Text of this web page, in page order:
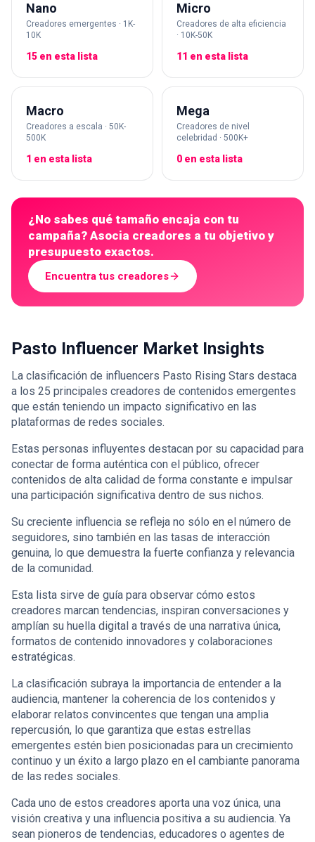
Nano
Creadores emergentes · 1K-
10K
15 en esta lista
Micro
Creadores de alta eficiencia
· 10K-50K
11 en esta lista
Macro
Creadores a escala · 50K-
500K
1 en esta lista
Mega
Creadores de nivel
celebridad · 500K+
0 en esta lista
¿No sabes qué tamaño encaja con tu
campaña? Asocia creadores a tu objetivo y
presupuesto exactos.
Encuentra tus creadores
Pasto Influencer Market Insights
La clasificación de influencers Pasto Rising Stars destaca
a los 25 principales creadores de contenidos emergentes
que están teniendo un impacto significativo en las
plataformas de redes sociales.
Estas personas influyentes destacan por su capacidad para
conectar de forma auténtica con el público, ofrecer
contenidos de alta calidad de forma constante e impulsar
una participación significativa dentro de sus nichos.
Su creciente influencia se refleja no sólo en el número de
seguidores, sino también en las tasas de interacción
genuina, lo que demuestra la fuerte confianza y relevancia
de la comunidad.
Esta lista sirve de guía para observar cómo estos
creadores marcan tendencias, inspiran conversaciones y
amplían su huella digital a través de una narrativa única,
formatos de contenido innovadores y colaboraciones
estratégicas.
La clasificación subraya la importancia de entender a la
audiencia, mantener la coherencia de los contenidos y
elaborar relatos convincentes que tengan una amplia
repercusión, lo que garantiza que estas estrellas
emergentes estén bien posicionadas para un crecimiento
continuo y un éxito a largo plazo en el cambiante panorama
de las redes sociales.
Cada uno de estos creadores aporta una voz única, una
visión creativa y una influencia positiva a su audiencia. Ya
sean pioneros de tendencias, educadores o agentes de